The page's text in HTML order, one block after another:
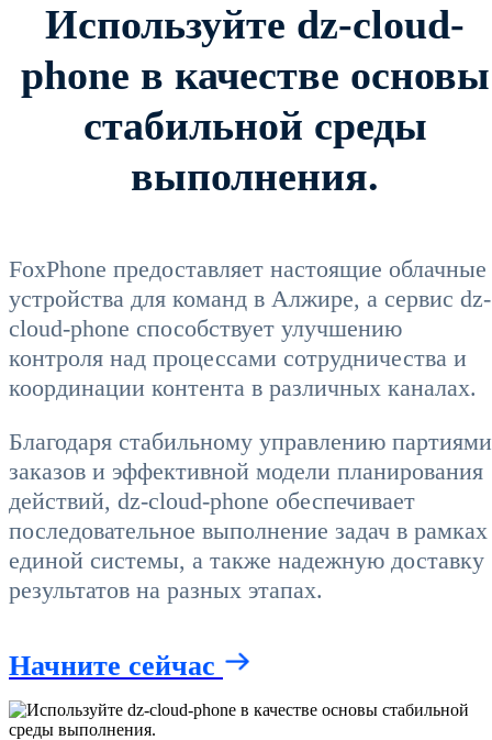
Используйте dz-cloud-
phone в качестве основы
стабильной среды
выполнения.
FoxPhone предоставляет настоящие облачные
устройства для команд в Алжире, а сервис dz-
cloud-phone способствует улучшению
контроля над процессами сотрудничества и
координации контента в различных каналах.
Благодаря стабильному управлению партиями
заказов и эффективной модели планирования
действий, dz-cloud-phone обеспечивает
последовательное выполнение задач в рамках
единой системы, а также надежную доставку
результатов на разных этапах.
Начните сейчас